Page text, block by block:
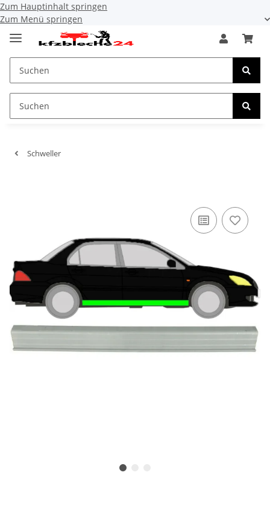
Zum Hauptinhalt springen
Zum Menü springen
Schweller